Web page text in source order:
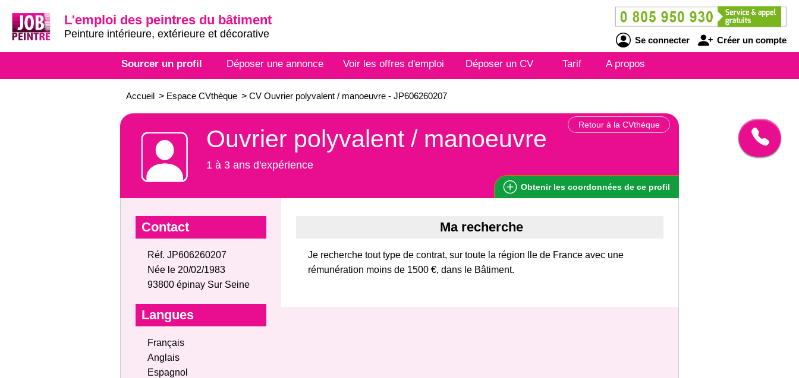
L'emploi des peintres du bâtiment
Peinture intérieure, extérieure et décorative
Se connecter Créer un compte
Sourcer un profil Déposer une annonce Voir les offres d'emploi Déposer un CV Tarif A propos
Accueil > Espace CVthèque > CV Ouvrier polyvalent / manoeuvre - JP606260207
Retour à la CVthèque
Ouvrier polyvalent / manoeuvre
1 à 3 ans d'expérience
Obtenir les coordonnées de ce profil
Contact
Réf. JP606260207
Née le 20/02/1983
93800 épinay Sur Seine
Langues
Français
Anglais
Espagnol
Ma recherche
Je recherche tout type de contrat, sur toute la région Ile de France avec une
rémunération moins de 1500 €, dans le Bâtiment.